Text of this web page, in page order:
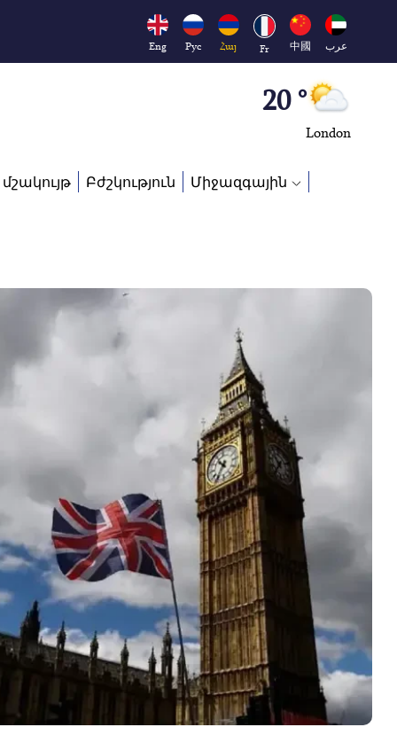
Eng Рус Հայ Fr 中國 عرب 45 °
Dubai
20 °
London
16 °
Բժշկություն
Միջազգային